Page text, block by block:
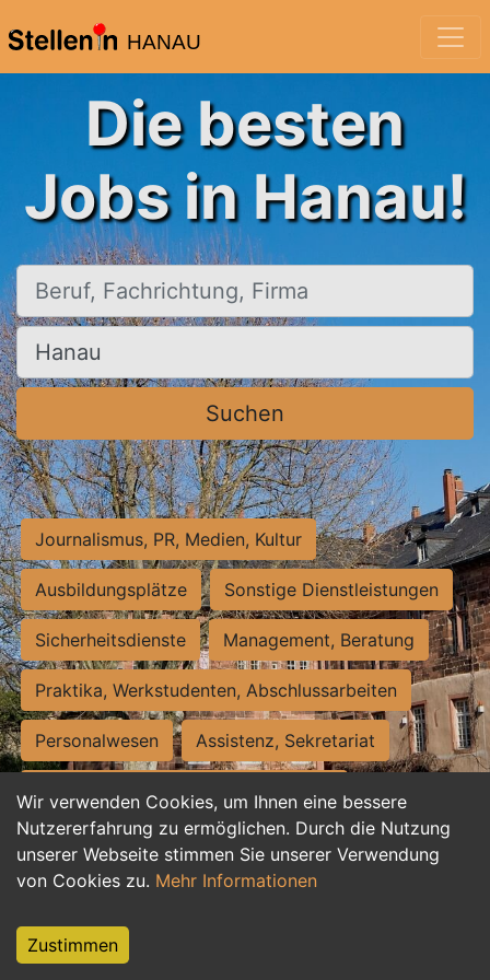
HANAU
Wir verwenden Cookies, um Ihnen eine bessere
Nutzererfahrung zu ermöglichen. Durch die Nutzung
unserer Webseite stimmen Sie unserer Verwendung
von Cookies zu. Mehr Informationen
Zustimmen
Die besten
Jobs in Hanau!
Beruf, Fachrichtung, Firma
Ort, Stadt
Suchen
Journalismus, PR, Medien, Kultur
Ausbildungsplätze Sonstige Dienstleistungen
Sicherheitsdienste Management, Beratung
Praktika, Werkstudenten, Abschlussarbeiten
Personalwesen Assistenz, Sekretariat
Hilfskräfte, Aushilfs- und Nebenjobs
Einkauf, Logistik, Materialwirtschaft
Weiterbildung, Studium, duale Ausbildung
Tourismus